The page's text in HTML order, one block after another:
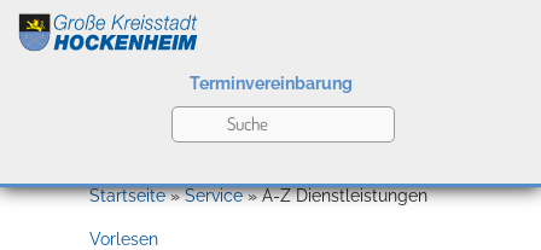
Terminvereinbarung
Startseite»Service»A-Z Dienstleistungen
Vorlesen